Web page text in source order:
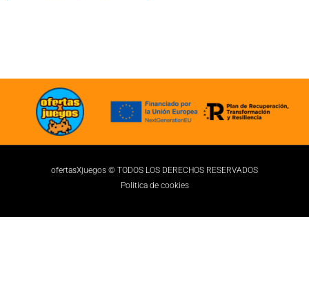
ofertasXjuegos © TODOS LOS DERECHOS RESERVADOS
Politica de cookies